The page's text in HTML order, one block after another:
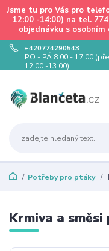
Jsme tu pro Vás pro
12:00 -14:00) na tel.
objednávku s
+420774290543
PO - PÁ 8:00 - 17:00
12:00 -13:00)
Potřeby pro ptáky
Krmiva a